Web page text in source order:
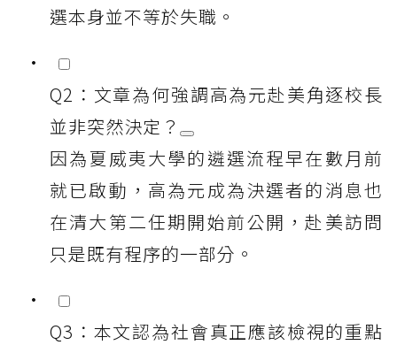
選本身並不等於失職。
Q2：文章為何強調高為元赴美角逐校長
並非突然決定？
因為夏威夷大學的遴選流程早在數月前
就已啟動，高為元成為決選者的消息也
在清大第二任期開始前公開，赴美訪問
只是既有程序的一部分。
Q3：本文認為社會真正應該檢視的重點